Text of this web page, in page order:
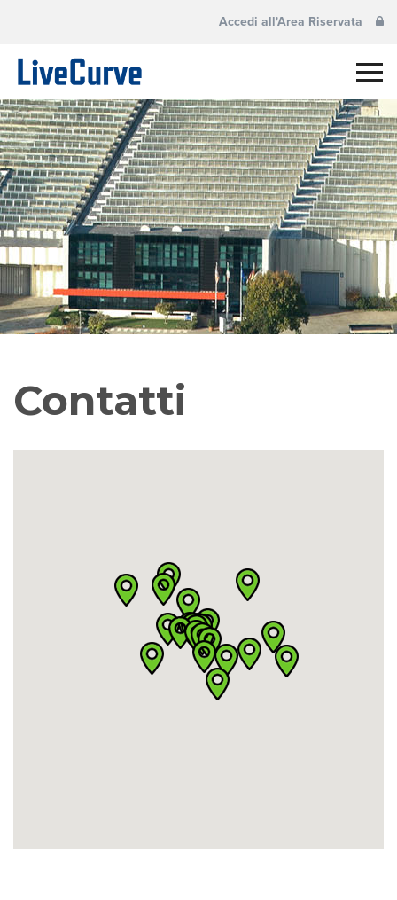
Accedi all'Area Riservata
Contatti